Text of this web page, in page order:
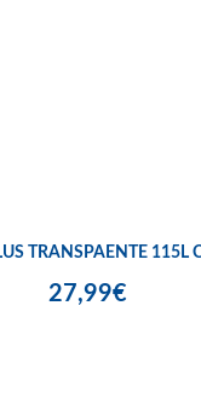
TRANSPAENTE 115L
27,99€